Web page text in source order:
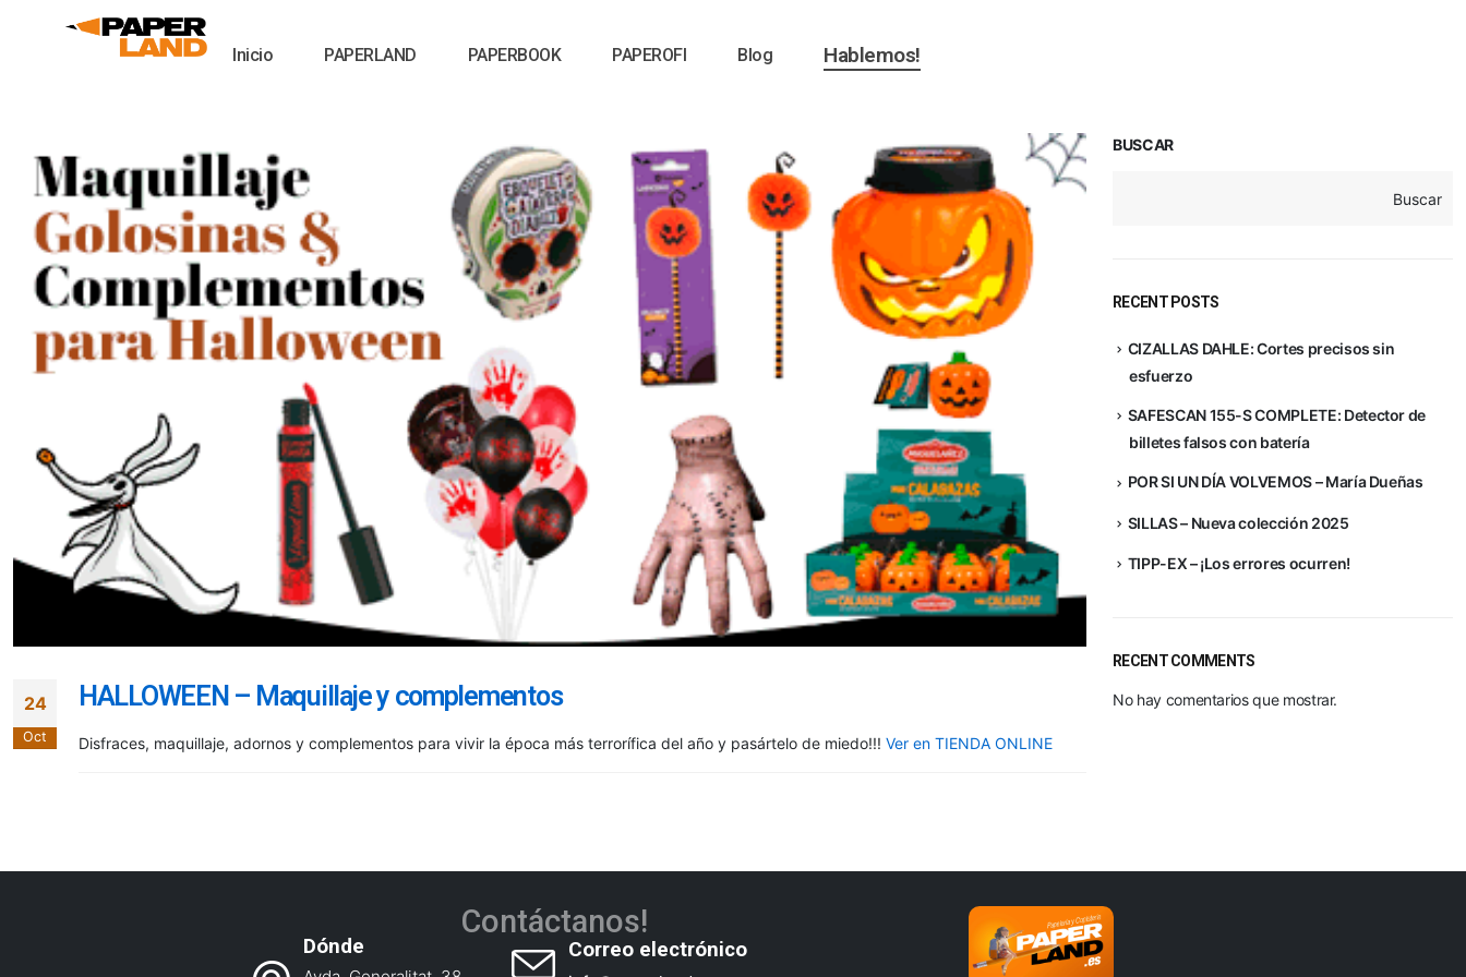
Inicio PAPERLAND PAPERBOOK PAPEROFI Blog Hablemos!
24
Oct
HALLOWEEN – Maquillaje y complementos
Disfraces, maquillaje, adornos y complementos para vivir la época más terrorífica del año y pasártelo de miedo!!! Ver en TIENDA ONLINE
BUSCAR
Buscar
RECENT POSTS
CIZALLAS DAHLE: Cortes precisos sin
esfuerzo
SAFESCAN 155-S COMPLETE: Detector de
billetes falsos con batería
POR SI UN DÍA VOLVEMOS – María Dueñas
SILLAS – Nueva colección 2025
TIPP-EX – ¡Los errores ocurren!
RECENT COMMENTS
No hay comentarios que mostrar.
Contáctanos!
Dónde Correo electrónico